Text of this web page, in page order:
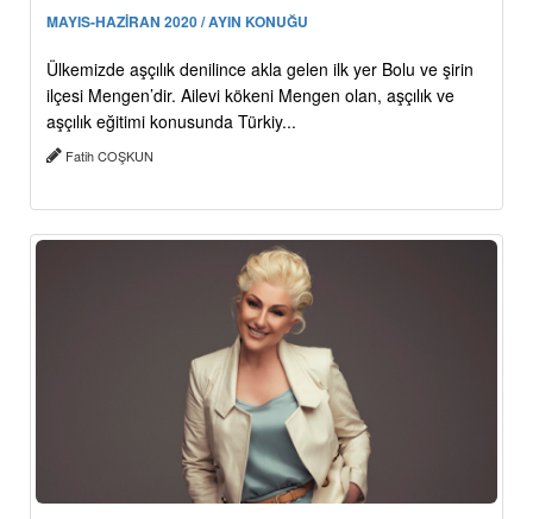
MAYIS-HAZİRAN 2020 / AYIN KONUĞU
Ülkemizde aşçılık denilince akla gelen ilk yer Bolu ve şirin
ilçesi Mengen’dir. Ailevi kökeni Mengen olan, aşçılık ve
aşçılık eğitimi konusunda Türkiy...
Fatih COŞKUN